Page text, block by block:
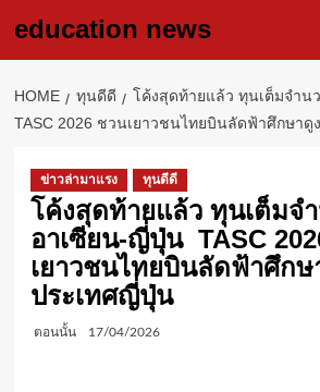
education news
HOME ทุนดีดี
โค้งสุดท้ายแล้ว ทุนเต็มจำ
TASC 2026 ชวนเยาวชนไทยบินลัดฟ้าศึกษา
ข่าวล่ามาแรง ทุนดีดี
โค้งสุดท้ายแล้ว ทุนเต็มจ
อาเซียน-ญี่ปุ่น TASC
เยาวชนไทยบินลัดฟ้าศึก
ประเทศญี่ปุ่น
ตอนนั้น 17/04/2026